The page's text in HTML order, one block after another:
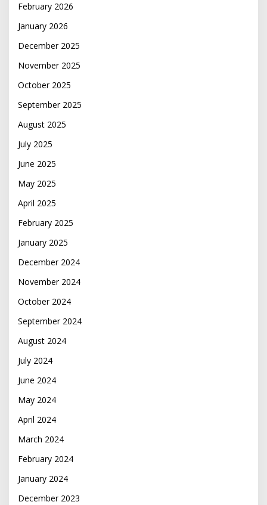
February 2026
January 2026
December 2025
November 2025
October 2025
September 2025
August 2025
July 2025
June 2025
May 2025
April 2025
February 2025
January 2025
December 2024
November 2024
October 2024
September 2024
August 2024
July 2024
June 2024
May 2024
April 2024
March 2024
February 2024
January 2024
December 2023